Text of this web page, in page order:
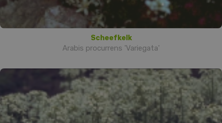
Scheefkelk
Arabis procurrens 'Variegata'